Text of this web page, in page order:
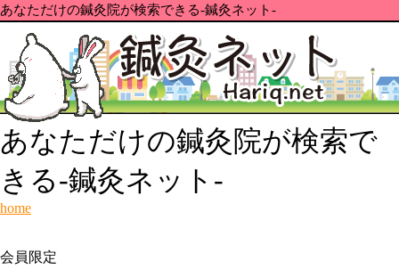
あなただけの鍼灸院が検索できる-鍼灸ネット-
あなただけの鍼灸院が検索で
きる-鍼灸ネット-
home
会員限定